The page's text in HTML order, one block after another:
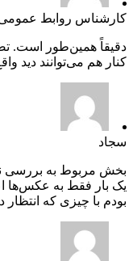
کارشناس روابط
دقیقاً همین‌طور است.
کنار هم می‌توانند دید
سجاد
بخش مربوط به بررسی
یک بار فقط به عکس‌ها
بودم با چیزی که